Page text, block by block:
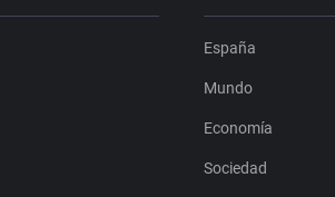
España
Mundo
Economía
Sociedad